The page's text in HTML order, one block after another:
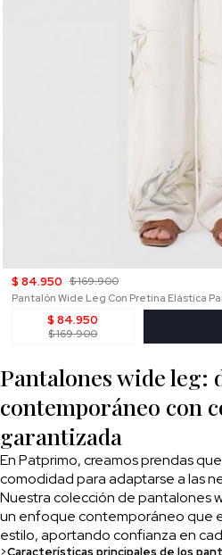
$ 84.950 $ 169.900
Pantalón Wide Leg Con Pretina Elástica
$ 84.950
$ 169.900
Pantalones wide leg:
contemporáneo con
garantizada
En Patprimo, creamos prendas
comodidad para adaptarse a las
Nuestra colección de pantalones
un enfoque contemporáneo que
estilo, aportando confianza en
>Características principales de los